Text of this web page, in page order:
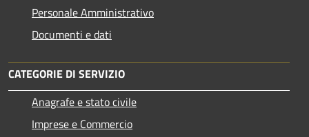
Personale Amministrativo
Documenti e dati
CATEGORIE DI SERVIZIO
Anagrafe e stato civile
Imprese e Commercio